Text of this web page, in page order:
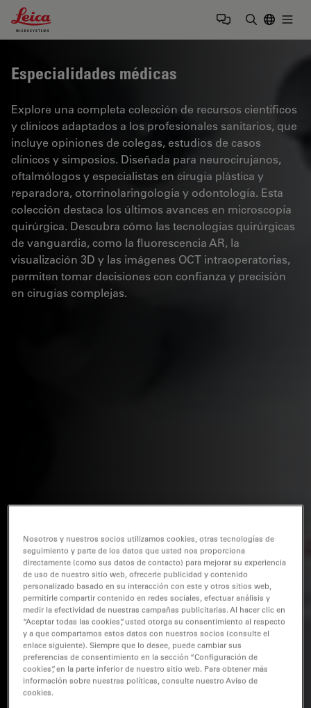
Leica Microsystems Logo
Especialidades médicas
Explore una completa colección de recursos científicos
y clínicos adaptados a los profesionales sanitarios, que
incluye opiniones de colegas, estudios de casos
clínicos y simposios. Diseñada para neurocirujanos,
oftalmólogos y especialistas en cirugía plástica y
reparadora, otorrinolaringología y odontología. Esta
colección destaca los últimos avances en microscopía
quirúrgica. Descubra cómo las tecnologías quirúrgicas
de vanguardia, como la fluorescencia AR, la
visualización 3D y las imágenes OCT intraoperatorias,
permiten tomar decisiones con confianza y precisión
en cirugías complejas.
Nosotros y nuestros socios utilizamos cookies, otras tecnologías de
seguimiento y parte de los datos que usted nos proporciona
directamente (como sus datos de contacto) para mejorar su experiencia
de uso de nuestro sitio web, ofrecerle publicidad y contenido
personalizado basado en su interacción con este y otros sitios web,
permitirle compartir contenido en redes sociales, efectuar análisis y
medir la efectividad de nuestras campañas publicitarias. Al hacer clic en
“Aceptar todas las cookies”, usted otorga su consentimiento al respecto
y a que compartamos estos datos con nuestros socios (consulte el
enlace siguiente). Siempre que lo desee, puede cambiar sus
preferencias de consentimiento en la sección “Configuración de
cookies”, en la parte inferior de nuestro sitio web. Para obtener más
información sobre nuestras políticas, consulte nuestro Aviso de
cookies.